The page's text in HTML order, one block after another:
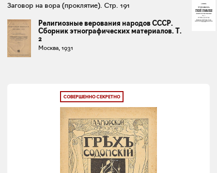
Заговор на вора (проклятие). Стр. 191
Религиозные верования народов СССР.
Сборник этнографических материалов. Т.
2
Москва, 1931
СОВЕРШЕННО СЕКРЕТНО